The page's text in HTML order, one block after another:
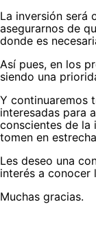
La inversión será
asegurarnos de
donde es
Así pues, en los
siendo una
Y continuaremos
interesadas para
conscientes de la
tomen en
Les deseo una
interés a conocer
Muchas gracias.